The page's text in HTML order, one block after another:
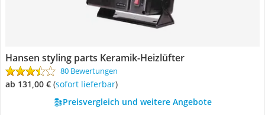
Hansen styling parts Keramik-Heizlüfter
80 Bewertungen
ab 131,00 € ( Sofort lieferbar)
Preisvergleich und weitere Angebote